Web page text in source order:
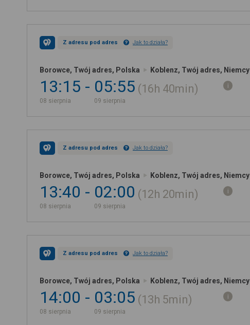
Z adresu pod adres Jak to działa?
Borowce, Twój adres, Polska Koblenz, Twój adres, Niemcy
13:15
08 sierpnia
05:55
09 sierpnia
16h 40min
Z adresu pod adres Jak to działa?
Borowce, Twój adres, Polska Koblenz, Twój adres, Niemcy
13:40
08 sierpnia
02:00
09 sierpnia
12h 20min
Z adresu pod adres Jak to działa?
Borowce, Twój adres, Polska Koblenz, Twój adres, Niemcy
14:00
08 sierpnia
03:05
09 sierpnia
13h 5min